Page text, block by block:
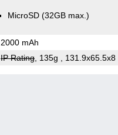
MicroSD (32GB max.)
2000 mAh
IP Rating, 135g ,